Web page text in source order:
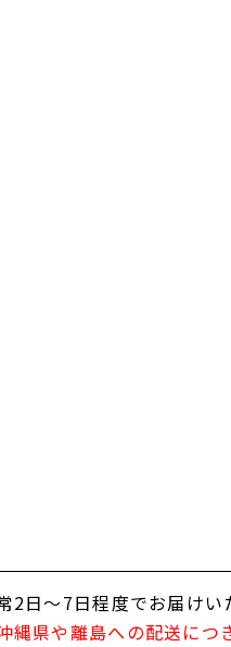
日～7日程度でお届けい
縄県や離島への配送に